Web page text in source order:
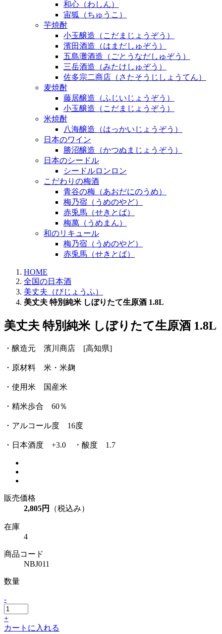
和心（わしん）
宙狐（ちゅうこ）
芋焼酎
小玉醸造（こだまじょうぞう）
濱田酒造（はまだしゅぞう）
五島灘酒造（ごとうなだしゅぞう）
三岳酒造（みたけしゅぞう）
佐多宗二商店（さたそうじしょうてん）
麦焼酎
藤居醸造（ふじいじょうぞう）
小玉醸造（こだまじょうぞう）
米焼酎
八海醸造（はっかいじょうぞう）
日本のワイン
勝沼醸造（かつぬまじょうぞう）
日本のシードル
シードルロンロン
こだわりの梅酒
青谷の梅（あおだにのうめ）
梅乃宿（うめのやど）
赤兎馬（せきとば）
梅萬（うめまん）
和のリキュール
梅乃宿（うめのやど）
赤兎馬（せきとば）
HOME
全国の日本酒
美丈夫（びじょうふ）
美丈夫 特別純米 しぼりたて生原酒 1.8L
美丈夫 特別純米 しぼりたて生原酒 1.8L
・醸造元 濱川商店 [高知県]
・原材料 米・米麹
・使用米 国産米
・精米歩合 60％
・アルコール度 16度
・日本酒度 +3.0 ・酸度 1.7
販売価格
2,805円
（税込み）
在庫
4
商品コード
NBJ011
数量
-
+
カートに入れる